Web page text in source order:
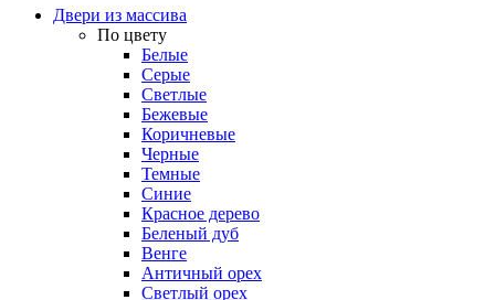
Двери из массива
По цвету
Белые
Серые
Светлые
Бежевые
Коричневые
Черные
Темные
Синие
Красное дерево
Беленый дуб
Венге
Античный орех
Светлый орех